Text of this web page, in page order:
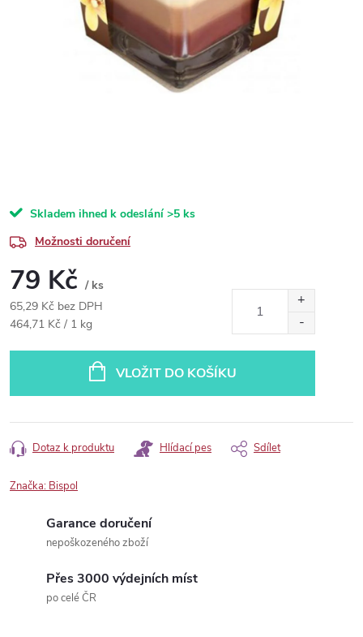
Skladem ihned k odeslání >5 ks
Možnosti doručení
79 Kč / ks
65,29 Kč bez DPH
Měrná
464,71 Kč / 1 kg
VLOŽIT DO KOŠÍKU
Dotaz k produktu Hlídací pes Sdílet
Značka: Bispol
Garance doručení
nepoškozeného zboží
Přes 3000 výdejních míst
po celé ČR